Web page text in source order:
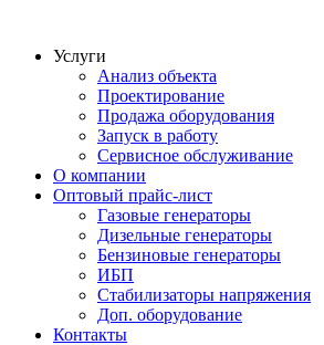
Услуги
Анализ объекта
Проектирование
Продажа оборудования
Запуск в работу
Сервисное обслуживание
О компании
Оптовый прайс-лист
Газовые генераторы
Дизельные генераторы
Бензиновые генераторы
ИБП
Стабилизаторы напряжения
Доп. оборудование
Контакты